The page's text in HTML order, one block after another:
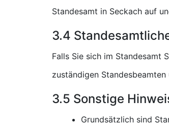
Standesamt in Seckach auf
3.4
Falls Sie sich im Standesamt
zuständigen Standesbeamten
3.5 Sonstige
Grundsätzlich sind